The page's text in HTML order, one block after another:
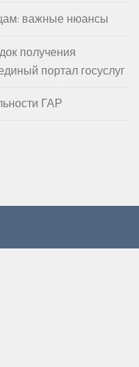
важные нюансы
получения
портал госуслуг
ГАР